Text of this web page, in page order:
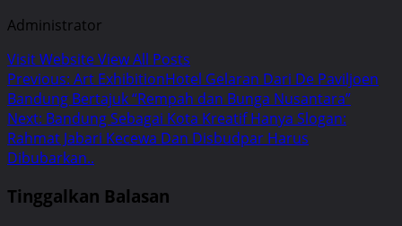
Administrator
Visit WebsiteView All Posts
Post
navigation
Previous: Art ExhibitionHotel Gelaran Dari De Paviljoen
Bandung Bertajuk “Rempah dan Bunga Nusantara”
Next: Bandung Sebagai Kota Kreatif Hanya Slogan:
Rahmat Jabari Kecewa Dan Disbudpar Harus
Dibubarkan..
Tinggalkan Balasan